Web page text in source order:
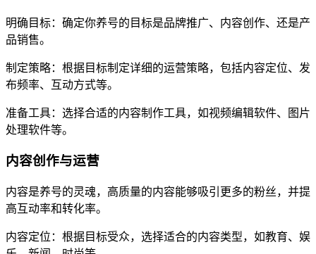
明确目标：确定你养号的目标是品牌推广、内容创作、还是产
品销售。
制定策略：根据目标制定详细的运营策略，包括内容定位、发
布频率、互动方式等。
准备工具：选择合适的内容制作工具，如视频编辑软件、图片
处理软件等。
内容创作与运营
内容是养号的灵魂，高质量的内容能够吸引更多的粉丝，并提
高互动率和转化率。
内容定位：根据目标受众，选择适合的内容类型，如教育、娱